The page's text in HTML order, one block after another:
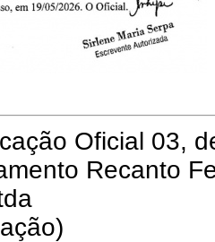
Oficial 03,
Recanto